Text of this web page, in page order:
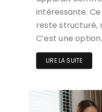
intéressante.
reste structuré,
C’est une
LIRE LA SUITE